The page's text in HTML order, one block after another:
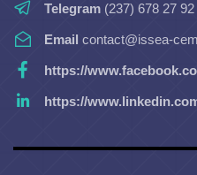
Telegram (237) 678 27 92
Email contact@issea-
https://
https://